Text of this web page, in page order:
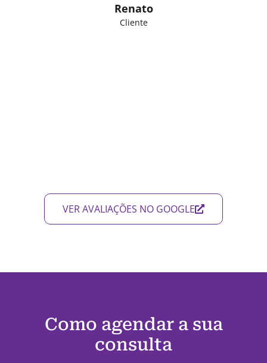
Renato
Cliente
VER AVALIAÇÕES NO GOOGLE
Como agendar a sua
consulta